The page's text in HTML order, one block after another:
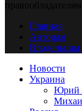
правообладателям.
Главная
Авторам
Владельцам
Новости
Украина
Юрий